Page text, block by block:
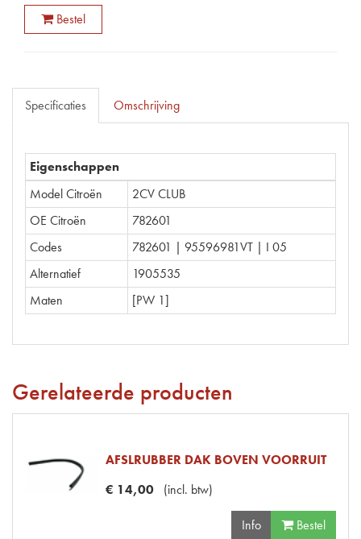
Bestel
Specificaties Omschrijving
Eigenschappen
Model Citroën
2CV CLUB
OE Citroën
782601
Codes
782601 | 95596981VT | I 05
Alternatief
1905535
Maten
[PW 1]
Gerelateerde producten
AFSLRUBBER DAK BOVEN VOORRUIT
€ 14,00 (incl. btw)
Info Bestel